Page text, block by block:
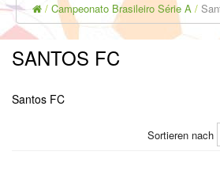
Campeonato Brasileiro Série A
SANTOS FC
Santos FC
Sortieren nach